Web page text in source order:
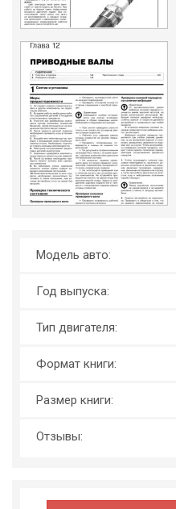
Модель авто:
Год выпуска:
Тип двигателя:
Формат книги:
Размер книги:
Отзывы: